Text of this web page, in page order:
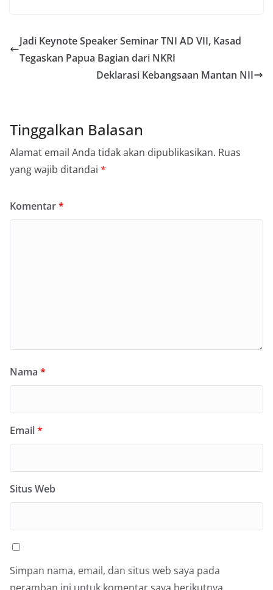
Jadi Keynote Speaker Seminar TNI AD VII, Kasad
Tegaskan Papua Bagian dari NKRI
Deklarasi Kebangsaan Mantan NII
Tinggalkan Balasan
Alamat email Anda tidak akan dipublikasikan. Ruas
yang wajib ditandai *
Komentar*
Nama *
Email*
Situs Web
Simpan nama, email, dan situs web saya pada